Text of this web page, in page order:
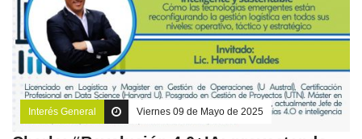
Interés General Viernes 09 de Mayo de 2025